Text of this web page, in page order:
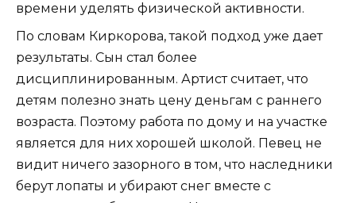
времени уделять физической активности.
По словам Киркорова, такой подход уже дает
результаты. Сын стал более
дисциплинированным. Артист считает, что
детям полезно знать цену деньгам с раннего
возраста. Поэтому работа по дому и на участке
является для них хорошей школой. Певец не
видит ничего зазорного в том, что наследники
берут лопаты и убирают снег вместе с